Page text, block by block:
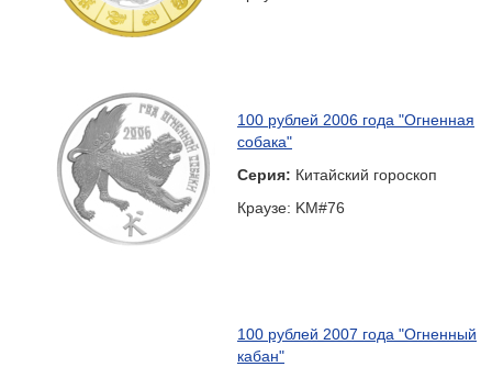
100 рублей 2006 года "Огненная
собака"
Серия: Китайский гороскоп
Краузе: KM#76
100 рублей 2007 года "Огненный
кабан"